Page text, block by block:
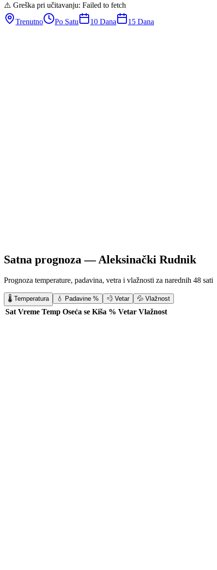
⚠️ Greška pri učitavanju: Failed to fetch
Trenutno
Po Satu 10 Dana 15 Dana
Satna prognoza —Aleksinački Rudnik
Prognoza temperature, padavina, vetra i vlažnosti za narednih 48 sati
🌡️ Temperatura 💧 Padavine % 💨 Vetar 💦 Vlažnost
Sat Vreme Temp Oseća se Kiša % Vetar Vlažnost